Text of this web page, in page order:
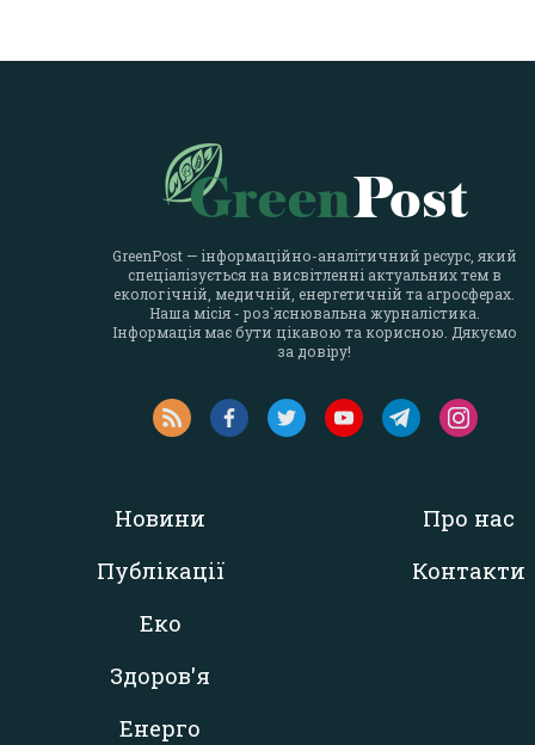
GreenPost — інформаційно-аналітичний ресурс, який
спеціалізується на висвітленні актуальних тем в
екологічній, медичній, енергетичній та агросферах.
Наша місія - роз`яснювальна журналістика.
Інформація має бути цікавою та корисною. Дякуємо
за довіру!
Новини
Публікації
Еко
Здоров'я
Енерго
Про нас
Контакти